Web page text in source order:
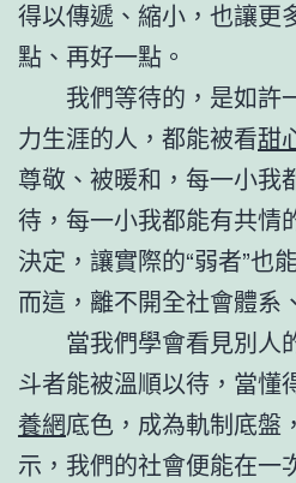
得以傳遞、縮小，也讓更
點、再好一點。
我們等待的，是如許
力生涯的人，都能被看甜
尊敬、被暖和，每一小我
待，每一小我都能有共情
決定，讓實際的“弱者”也
而這，離不開全社會體系
當我們學會看見別人
斗者能被溫順以待，當懂
養網底色，成為軌制底盤
示，我們的社會便能在一